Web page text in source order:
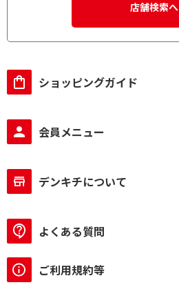
店舗検索へ
ショッピングガイド
会員メニュー
デンキチについて
よくある質問
ご利用規約等